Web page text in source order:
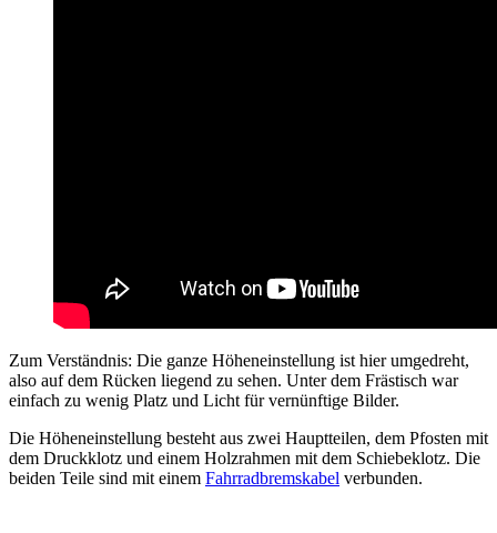
Zum Verständnis: Die ganze Höheneinstellung ist hier umgedreht,
also auf dem Rücken liegend zu sehen. Unter dem Frästisch war
einfach zu wenig Platz und Licht für vernünftige Bilder.
Die Höheneinstellung besteht aus zwei Hauptteilen, dem Pfosten mit
dem Druckklotz und einem Holzrahmen mit dem Schiebeklotz. Die
beiden Teile sind mit einem Fahrradbremskabel verbunden.